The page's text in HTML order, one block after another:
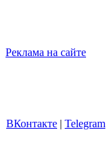
Реклама на сайте
ВКонтакте | Telegram